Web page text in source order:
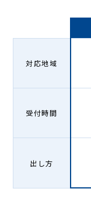
対応地域
受付時間
出し方